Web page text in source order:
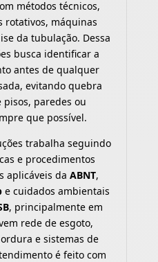
métodos técnicos,
rotativos, máquinas
da tubulação. Dessa
busca identificar a
antes de qualquer
evitando quebra
pisos, paredes ou
que possível.
trabalha seguindo
e procedimentos
aplicáveis daABNT,
e cuidados ambientais
, principalmente em
rede de esgoto,
e sistemas de
é feito com